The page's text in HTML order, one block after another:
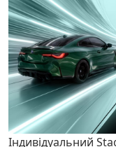
Індивідуальний